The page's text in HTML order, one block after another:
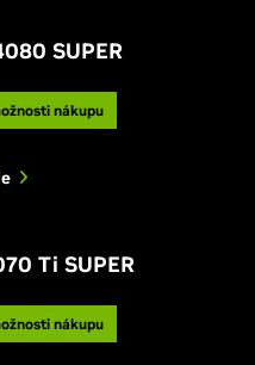
SUPER
nákupu
Ti SUPER
nákupu